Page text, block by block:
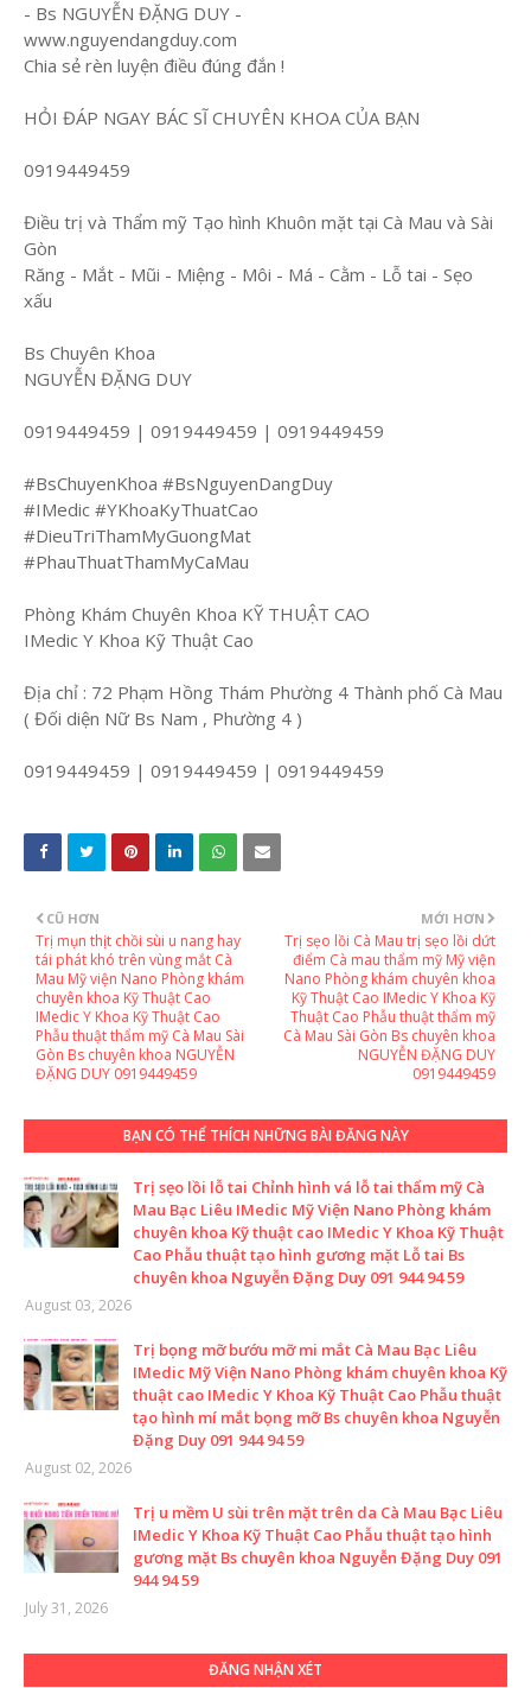
- Bs NGUYỄN ĐẶNG DUY -
www.nguyendangduy.com
Chia sẻ rèn luyện điều đúng đắn !
HỎI ĐÁP NGAY BÁC SĨ CHUYÊN KHOA CỦA BẠN
0919449459
Điều trị và Thẩm mỹ Tạo hình Khuôn mặt tại Cà Mau và Sài
Gòn
Răng - Mắt - Mũi - Miệng - Môi - Má - Cằm - Lỗ tai - Sẹo
xấu
Bs Chuyên Khoa
NGUYỄN ĐẶNG DUY
0919449459 | 0919449459 | 0919449459
#BsChuyenKhoa #BsNguyenDangDuy
#IMedic #YKhoaKyThuatCao
#DieuTriThamMyGuongMat
#PhauThuatThamMyCaMau
Phòng Khám Chuyên Khoa KỸ THUẬT CAO
IMedic Y Khoa Kỹ Thuật Cao
Địa chỉ : 72 Phạm Hồng Thám Phường 4 Thành phố Cà Mau
( Đối diện Nữ Bs Nam , Phường 4 )
0919449459 | 0919449459 | 0919449459
MỚI HƠN
Trị sẹo lồi Cà Mau trị sẹo lồi dứt
điểm Cà mau thẩm mỹ Mỹ viện
Nano Phòng khám chuyên khoa
Kỹ Thuật Cao IMedic Y Khoa Kỹ
Thuật Cao Phẫu thuật thẩm mỹ
Cà Mau Sài Gòn Bs chuyên khoa
NGUYỄN ĐẶNG DUY
0919449459
CŨ HƠN
Trị mụn thịt chồi sùi u nang hay
tái phát khó trên vùng mắt Cà
Mau Mỹ viện Nano Phòng khám
chuyên khoa Kỹ Thuật Cao
IMedic Y Khoa Kỹ Thuật Cao
Phẫu thuật thẩm mỹ Cà Mau Sài
Gòn Bs chuyên khoa NGUYỄN
ĐẶNG DUY 0919449459
BẠN CÓ THỂ THÍCH NHỮNG BÀI ĐĂNG NÀY
Trị sẹo lồi lỗ tai Chỉnh hình vá lỗ tai thẩm mỹ Cà
Mau Bạc Liêu IMedic Mỹ Viện Nano Phòng khám
chuyên khoa Kỹ thuật cao IMedic Y Khoa Kỹ Thuật
Cao Phẫu thuật tạo hình gương mặt Lỗ tai Bs
chuyên khoa Nguyễn Đặng Duy 091 944 94 59
August 03, 2026
Trị bọng mỡ bướu mỡ mi mắt Cà Mau Bạc Liêu
IMedic Mỹ Viện Nano Phòng khám chuyên khoa Kỹ
thuật cao IMedic Y Khoa Kỹ Thuật Cao Phẫu thuật
tạo hình mí mắt bọng mỡ Bs chuyên khoa Nguyễn
Đặng Duy 091 944 94 59
August 02, 2026
Trị u mềm U sùi trên mặt trên da Cà Mau Bạc Liêu
IMedic Y Khoa Kỹ Thuật Cao Phẫu thuật tạo hình
gương mặt Bs chuyên khoa Nguyễn Đặng Duy 091
944 94 59
July 31, 2026
ĐĂNG NHẬN XÉT